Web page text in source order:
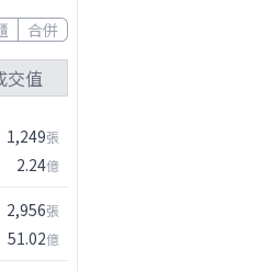
合併
交值
1,249張
2.24億
2,956張
51.02億